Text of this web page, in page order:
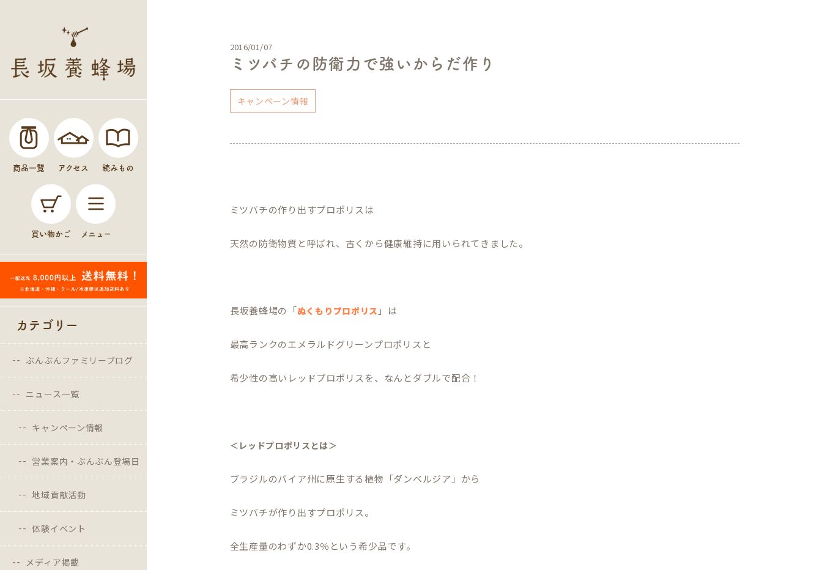
商品一覧 アクセス 読みもの
買い物かご メニュー
カテゴリー
ぶんぶんファミリーブログ
ニュース一覧
キャンペーン情報
営業案内・ぶんぶん登場日
地域貢献活動
体験イベント
メディア掲載
2016/01/07
ミツバチの防衛力で強いからだ作り
キャンペーン情報
ミツバチの作り出すプロポリスは
天然の防衛物質と呼ばれ、古くから健康維持に用いられてきました。
長坂養蜂場の「ぬくもりプロポリス 」は
最高ランクのエメラルドグリーンプロポリスと
希少性の高いレッドプロポリスを、なんとダブルで配合！
＜レッドプロポリスとは＞
ブラジルのバイア州に原生する植物「ダンベルジア」から
ミツバチが作り出すプロポリス。
全生産量のわずか0.3％という希少品です。